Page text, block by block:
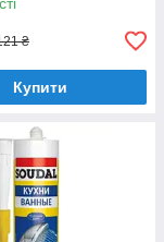
₴
Купити